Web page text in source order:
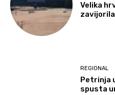
Velika
REGIONAL
Petrinja
spusta